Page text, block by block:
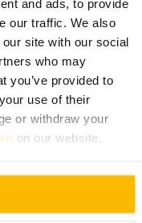
and ads, to provide
our traffic. We also
site with our social
who may
you’ve provided to
use of their
or withdraw your
on our website.
per esercizi funzionali e
pronto a fornire
piuttosto che a
quando possibile.